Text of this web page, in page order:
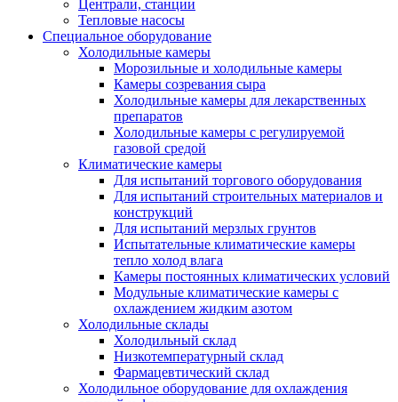
Централи, станции
Тепловые насосы
Специальное оборудование
Холодильные камеры
Морозильные и холодильные камеры
Камеры созревания сыра
Холодильные камеры для лекарственных
препаратов
Холодильные камеры с регулируемой
газовой средой
Климатические камеры
Для испытаний торгового оборудования
Для испытаний строительных материалов и
конструкций
Для испытаний мерзлых грунтов
Испытательные климатические камеры
тепло холод влага
Камеры постоянных климатических условий
Модульные климатические камеры с
охлаждением жидким азотом
Холодильные склады
Холодильный склад
Низкотемпературный склад
Фармацевтический склад
Холодильное оборудование для охлаждения